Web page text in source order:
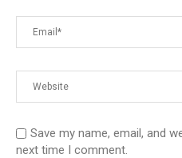
Save my name, email, and
next time I comment.